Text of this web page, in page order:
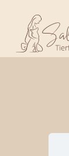
springen